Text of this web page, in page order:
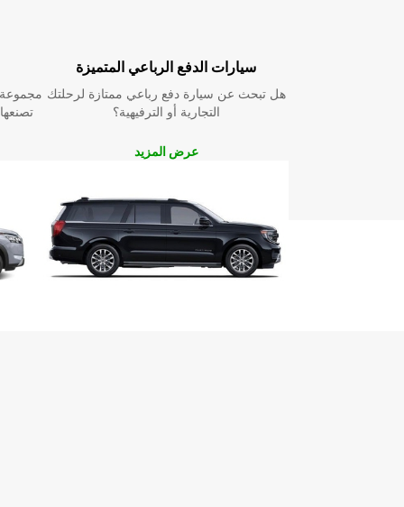
مجموعة
سيارات الدفع الرباعي المتميزة
هل تبحث عن سيارة دفع رباعي ممتازة لرحلتك
التجارية أو الترفيهية؟
عرض المزيد